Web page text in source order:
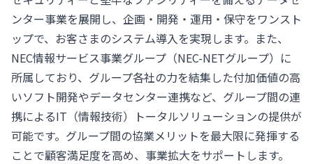
ンター事業を展開し、企画・開発・運用・保守をワンスト
ップで、お客さまのシステム導入を実現します。また、
NEC情報サービス事業グループ（NEC-NETグループ）に
所属しており、グループ各社の力を結集した付加価値の高
いソフト開発やデータセンター連携など、グループ間の連
携によるIT（情報技術）トータルソリューションの提供が
可能です。グループ間の協業メリットを最大限に発揮する
ことで顧客満足度を高め、事業拡大をサポートします。